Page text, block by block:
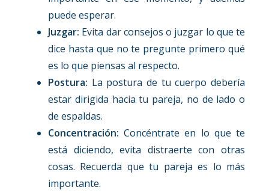
puede esperar.
Juzgar: Evita dar consejos o juzgar lo que te
dice hasta que no te pregunte primero qué
es lo que piensas al respecto.
Postura: La postura de tu cuerpo debería
estar dirigida hacia tu pareja, no de lado o
de espaldas.
Concentración: Concéntrate en lo que te
está diciendo, evita distraerte con otras
cosas. Recuerda que tu pareja es lo más
importante.